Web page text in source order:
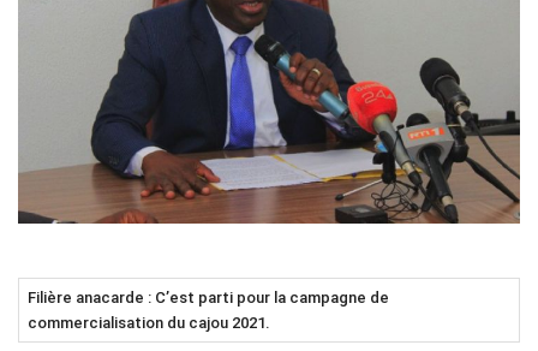
Filière anacarde : C’est parti pour la campagne de
commercialisation du cajou 2021.